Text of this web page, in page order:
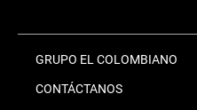
GRUPO EL COLOMBIANO
CONTÁCTANOS